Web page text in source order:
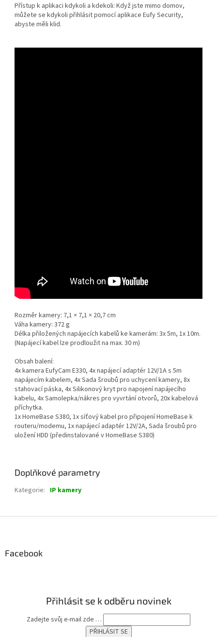
Přístup k aplikaci kdykoli a kdekoli: Když jste mimo domov,
můžete se kdykoli přihlásit pomocí aplikace Eufy Security,
abyste měli klid.
Rozměr kamery: 7,1 × 7,1 × 20,7 cm
Váha kamery: 372 g
Délka přiložených napájecích kabelů ke kamerám: 3x 5m, 1x 10m.
(Napájecí kabel lze prodloužit na max. 30 m)
Obsah balení:
4x kamera EufyCam E330, 4x napájecí adaptér 12V/1A s 5m
napájecím kabelem, 4x Sada šroubů pro uchycení kamery, 8x
stahovací páska, 4x Silikonový kryt pro napojení napájecího
kabelu, 4x Samolepka/nákres pro vyvrtání otvorů, 20x kabelová
příchytka.
1x HomeBase S380, 1x síťový kabel pro připojení HomeBase k
routeru/modemu, 1x napájecí adaptér 12V/2A, Sada šroubů pro
uložení HDD (předinstalované v HomeBase S380)
Doplňkové parametry
Kategorie: IP kamery
Facebook
Přihlásit se k odběru novinek
Zadejte svůj e-mail zde …